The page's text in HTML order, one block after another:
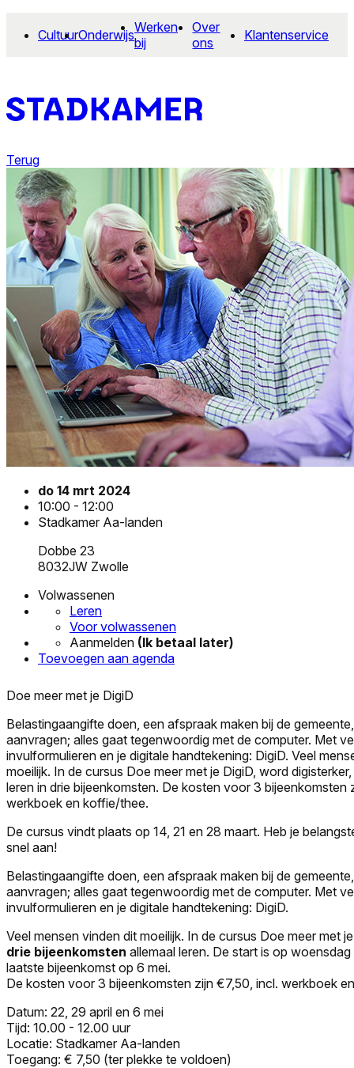
CultuurOnderwijsWerken
bij
Over
ons
Klantenservice
Terug
do 14 mrt 2024
10:00 - 12:00
Stadkamer Aa-landen
Dobbe 23
8032JW Zwolle
Volwassenen
Leren
Voor volwassenen
Aanmelden (Ik betaal later)
Toevoegen aan agenda
Doe meer met je DigiD
Belastingaangifte doen, een afspraak maken bij de
aanvragen; alles gaat tegenwoordig met de computer. Met
invulformulieren en je digitale handtekening: DigiD. Veel
moeilijk. In de cursus Doe meer met je DigiD, word
leren in drie bijeenkomsten. De kosten voor 3 bijeenkomsten
werkboek en koffie/thee.
De cursus vindt plaats op 14, 21 en 28 maart. Heb je
snel aan!
Belastingaangifte doen, een afspraak maken bij de
aanvragen; alles gaat tegenwoordig met de computer. Met
invulformulieren en je digitale handtekening: DigiD.
Veel mensen vinden dit moeilijk. In de cursus Doe meer met
drie bijeenkomsten allemaal leren. De start is op woensdag
laatste bijeenkomst op 6 mei.
De kosten voor 3 bijeenkomsten zijn €7,50, incl. werkboek
Datum: 22, 29 april en 6 mei
Tijd: 10.00 - 12.00 uur
Locatie: Stadkamer Aa-landen
Toegang: € 7,50 (ter plekke te voldoen)